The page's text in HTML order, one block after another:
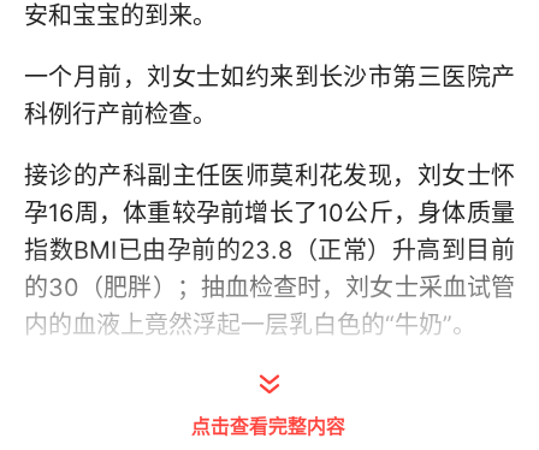
安和宝宝的到来。
一个月前，刘女士如约来到长沙市第三医院产
科例行产前检查。
接诊的产科副主任医师莫利花发现，刘女士怀
孕16周，体重较孕前增长了10公斤，身体质量
指数BMI已由孕前的23.8（正常）升高到目前
的30（肥胖）；抽血检查时，刘女士采血试管
内的血液上竟然浮起一层乳白色的“牛奶”。
点击查看完整内容